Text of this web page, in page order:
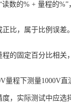
读数的% + 量程的
比，属于比例误差
的固定百分比相关
量程下测量1000V
度，实际测试中应